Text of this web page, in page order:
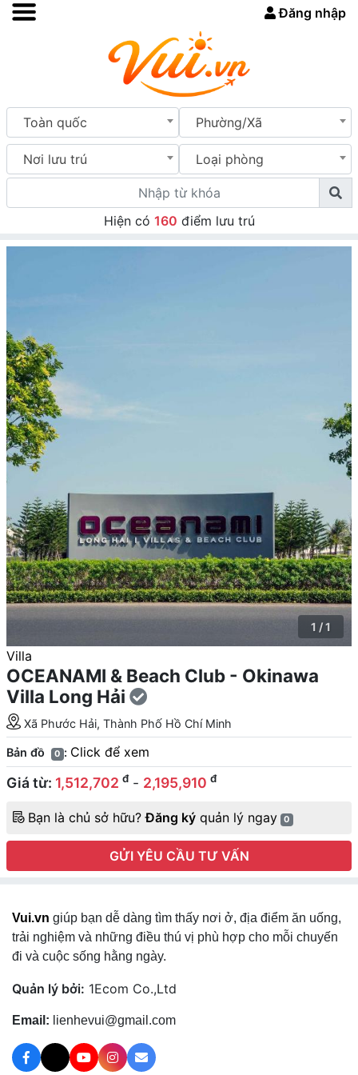
Đăng nhập
Toàn quốc Phường/Xã
Nơi lưu trú Loại phòng
Hiện có 160 điểm lưu trú
1 / 1
Villa
OCEANAMI & Beach Club - Okinawa
Villa Long Hải
Xã Phước Hải, Thành Phố Hồ Chí Minh
Bản đồ 0 : Click để xem
Giá từ: 1,512,702 đ - 2,195,910 đ
Bạn là chủ sở hữu?Đăng ký quản lý ngay 0
GỬI YÊU CẦU TƯ VẤN
Vui.vn giúp bạn dễ dàng tìm thấy nơi ở, địa điểm ăn uống,
trải nghiệm và những điều thú vị phù hợp cho mỗi chuyến
đi và cuộc sống hằng ngày.
Quản lý bởi: 1Ecom Co.,Ltd
Email: lienhevui@gmail.com